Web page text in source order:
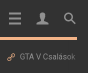
GTA V Csalások